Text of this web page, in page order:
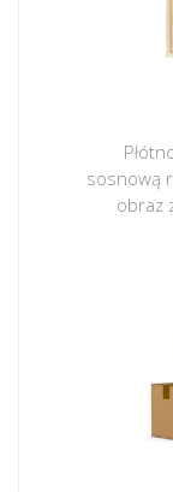
sosnową
obraz